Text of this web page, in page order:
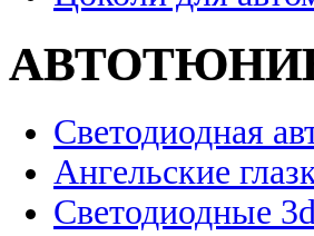
Светодиодная
Ангельские
Светодиодные